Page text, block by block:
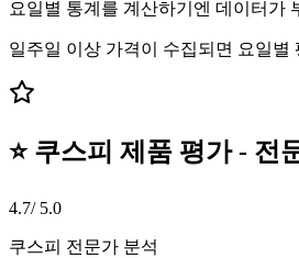
요일별 통계를 계산하기엔 데이터가
일주일 이상 가격이 수집되면 요일별
⭐ 쿠스피 제품 평가 - 전
4.7/ 5.0
쿠스피 전문가 분석